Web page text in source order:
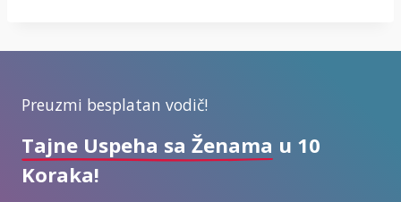
Preuzmi besplatan vodič!
Tajne Uspeha sa Ženama u 10
Koraka!